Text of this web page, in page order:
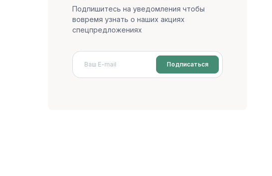
Подпишитесь на уведомления чтобы
вовремя узнать о наших акциях
спецпредложениях
Подписаться